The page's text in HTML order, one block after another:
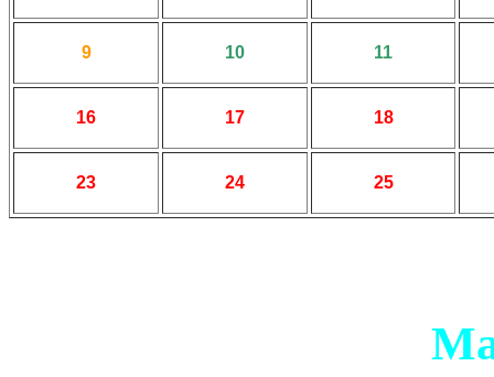
9 10 11
16 17 18
23 24 25